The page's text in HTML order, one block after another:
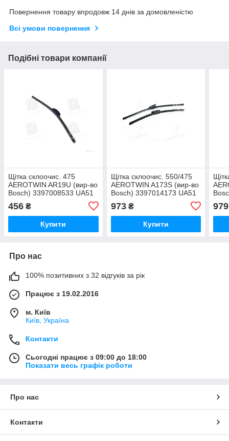
Повернення товару впродовж 14 днів за домовленістю
Всі умови повернення
Подібні товари компанії
Щітка склоочис. 475
AEROTWIN AR19U (вир-во
Bosch) 3397008533 UA51
456 ₴
Купити
Щітка склоочис. 550/475
AEROTWIN A173S (вир-во
Bosch) 3397014173 UA51
973₴
Купити
979
Про нас
100% позитивних з 32 відгуків за рік
Працює з 19.02.2016
м. Київ
Київ, Україна
Контакти
Сьогодні працює з 09:00 до 18:00
Показати весь графік роботи
Про нас
Контакти